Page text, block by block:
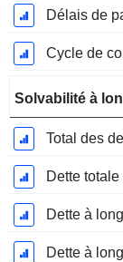
Délais de
Solvabilité à
Total des
Dette totale
Dette à
Dette à